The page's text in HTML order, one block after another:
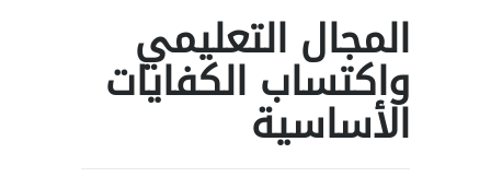
المجال التعليمي
واكتساب الكفايات
الأساسية